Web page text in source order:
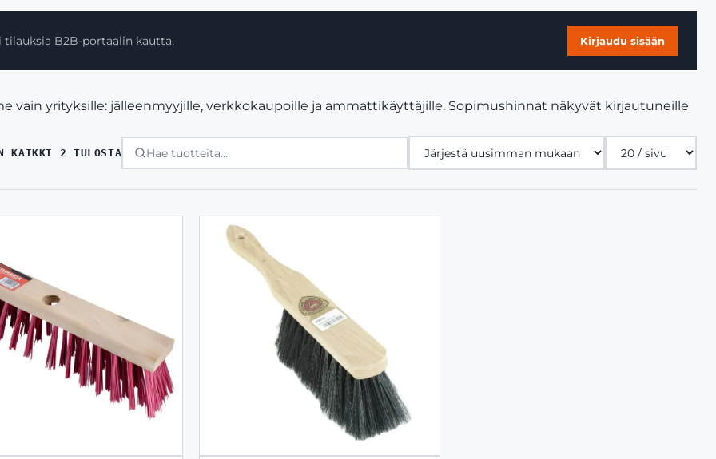
tilauksia B2B-portaalin kautta. Kirjaudu sisään
vain yrityksille: jälleenmyyjille, verkkokaupoille ja ammattikäyttäjille. Sopimushinnat näkyvät kirjautuneille
KAIKKI 2 TULOSTA SORTED
BY
Tuotteita
sivulla